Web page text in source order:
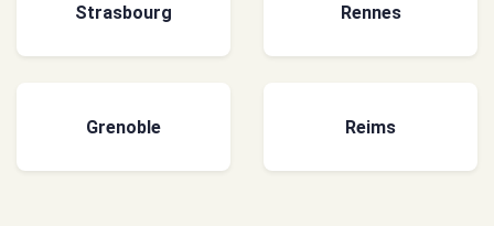
Strasbourg Rennes
Grenoble Reims